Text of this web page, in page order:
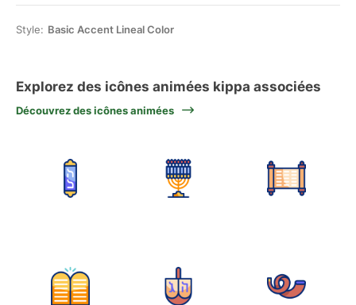
Style: Basic Accent Lineal Color
Explorez des icônes animées kippa associées
Découvrez des icônes animées